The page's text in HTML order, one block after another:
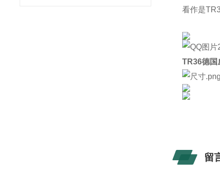
看作是
TR36德国
留